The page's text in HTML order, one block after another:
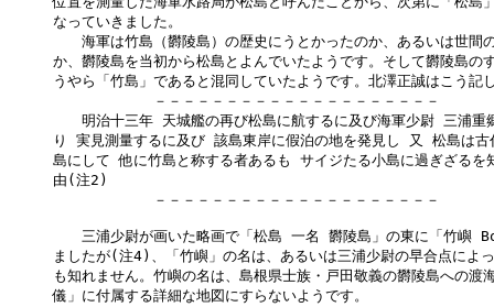
なっていきました。
海軍は竹島（欝陵島）の歴史にうとかったのか、あるいは世間
か、欝陵島を当初から松島とよんでいたようです。そして欝陵島の
うやら「竹島」であると混同していたようです。北澤正誠はこう記
－－－－－－－－－－－－－－－－－－－－
明治十三年 天城艦の再び松島に航するに及び海軍少尉 三浦重
り 実見測量するに及び 該島東岸に假泊の地を発見し 又 松島は古
島にして 他に竹島と称する者あるも サイジたる小島に過ぎざるを
由(注2)
－－－－－－－－－－－－－－－－－－－－
三浦少尉が画いた略画で「松島 一名 欝陵島」の東に「竹嶼
ましたが(注4)、「竹嶼」の名は、あるいは三浦少尉の早合点によ
も知れません。竹嶼の名は、島根県士族・戸田敬義の欝陵島への渡
儀」に付属する詳細な地図にすらないようです。